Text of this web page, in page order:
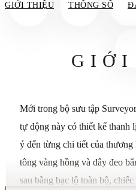
GIỚI THIỆU THÔNG SỐ
GIỚI
Mới trong bộ sưu tập
tự động này có thiết kế thanh
ý đến từng chi tiết của
tông vàng hồng và dây đeo
sau bằng bạc lộ toàn bộ,